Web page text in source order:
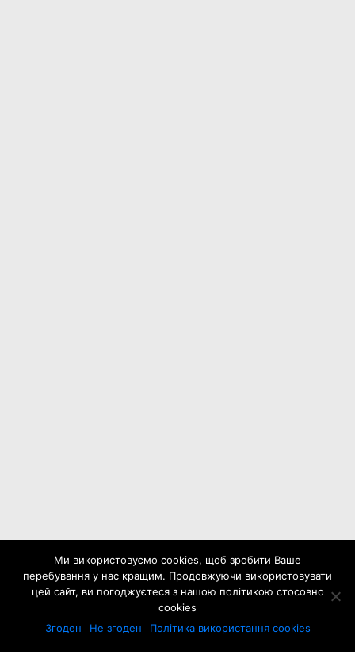
Ми використовуємо cookies, щоб зробити Ваше
перебування у нас кращим. Продовжуючи використовувати
цей сайт, ви погоджуєтеся з нашою політикою стосовно
cookies
Згоден
Не згоден Політика використання cookies